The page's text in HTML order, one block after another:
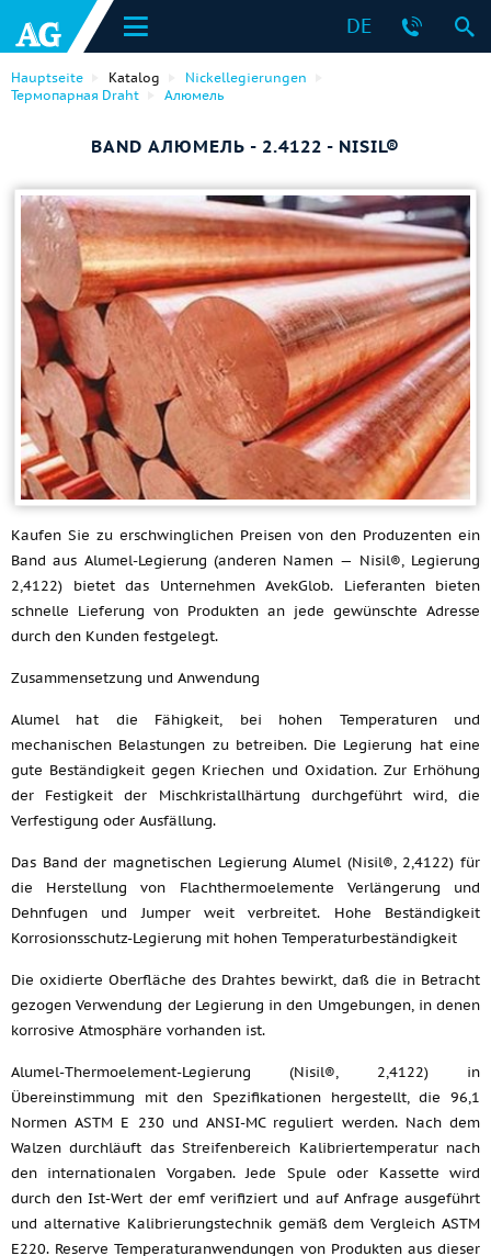
DE
Hauptseite Katalog
Nickellegierungen
Термопарная Draht
Алюмель
BAND АЛЮМЕЛЬ - 2.4122 - NISIL®
Kaufen Sie zu erschwinglichen Preisen von den Produzenten ein
Band aus Alumel-Legierung (anderen Namen — Nisil®, Legierung
2,4122) bietet das Unternehmen AvekGlob. Lieferanten bieten
schnelle Lieferung von Produkten an jede gewünschte Adresse
durch den Kunden festgelegt.
Zusammensetzung und Anwendung
Alumel hat die Fähigkeit, bei hohen Temperaturen und
mechanischen Belastungen zu betreiben. Die Legierung hat eine
gute Beständigkeit gegen Kriechen und Oxidation. Zur Erhöhung
der Festigkeit der Mischkristallhärtung durchgeführt wird, die
Verfestigung oder Ausfällung.
Das Band der magnetischen Legierung Alumel (Nisil®, 2,4122) für
die Herstellung von Flachthermoelemente Verlängerung und
Dehnfugen und Jumper weit verbreitet. Hohe Beständigkeit
Korrosionsschutz-Legierung mit hohen Temperaturbeständigkeit
Die oxidierte Oberfläche des Drahtes bewirkt, daß die in Betracht
gezogen Verwendung der Legierung in den Umgebungen, in denen
korrosive Atmosphäre vorhanden ist.
Alumel-Thermoelement-Legierung (Nisil®, 2,4122) in
Übereinstimmung mit den Spezifikationen hergestellt, die 96,1
Normen ASTM E 230 und ANSI-MC reguliert werden. Nach dem
Walzen durchläuft das Streifenbereich Kalibriertemperatur nach
den internationalen Vorgaben. Jede Spule oder Kassette wird
durch den Ist-Wert der emf verifiziert und auf Anfrage ausgeführt
und alternative Kalibrierungstechnik gemäß dem Vergleich ASTM
E220. Reserve Temperaturanwendungen von Produkten aus dieser